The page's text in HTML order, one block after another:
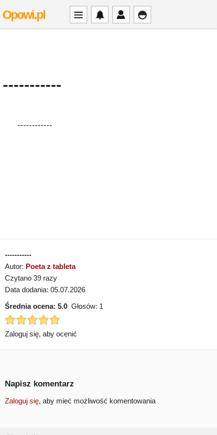
Opowi.pl
-----------
------------
-----------
Autor: Poeta z tableta
Czytano 39 razy
Data dodania: 05.07.2026
Średnia ocena: 5.0 Głosów: 1
Zaloguj się, aby ocenić
Napisz komentarz
Zaloguj się, aby mieć możliwość komentowania